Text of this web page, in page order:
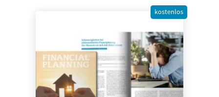
kostenlos